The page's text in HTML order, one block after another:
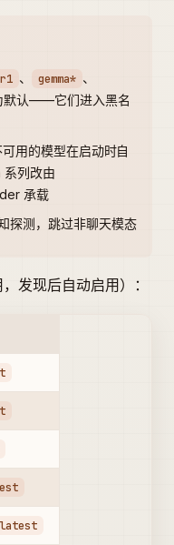
、 gemma* 、
默认——它们进入黑名
用的模型在启动时自
系列改由
承载
探测，跳过非聊天模态
，发现后自动启用）：